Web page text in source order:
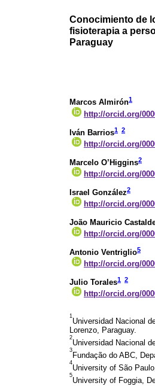
Conocimiento de
fisioterapia a
Paraguay
Marcos Almirón1
http://orcid.org/
Iván Barrios1 2
http://orcid.org/
Marcelo O’Higgins2
http://orcid.org/
Israel González2
http://orcid.org/
João Mauricio
http://orcid.org/
Antonio Ventriglio5
http://orcid.org/
Julio Torales1 2
http://orcid.org/
1
Universidad Nacional
Lorenzo, Paraguay.
2
Universidad Nacional
3
Fundação do ABC,
4
University of São
5
University of Foggia,